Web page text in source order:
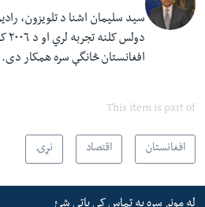
سید سلیمان اشنا د تلویزون،
افغانستان څانگې سره همکار دی.
This item is part of
افغانستان اقتصاد نړۍ